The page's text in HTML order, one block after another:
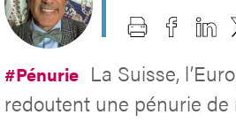
#Pénurie La Suisse,
redoutent une pénurie de